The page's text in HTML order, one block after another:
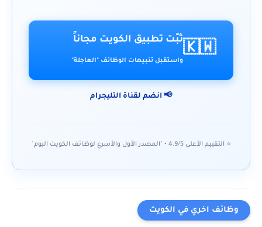
🇰🇼
ثبّت تطبيق الكويت مجاناً
واستقبل تنبيهات الوظائف "العاجلة"
📢 انضم لقناة التليجرام
⭐ التقييم الأعلى 4.9/5 • "المصدر الأول والأسرع لوظائف الكويت اليوم"
وظائف اخري في الكويت